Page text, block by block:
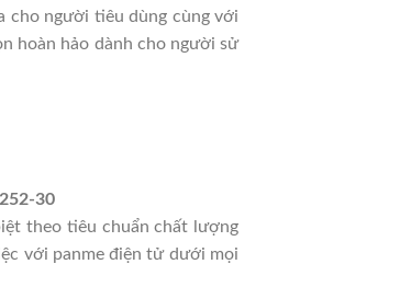
cho người tiêu dùng cùng với
hoàn hảo dành cho người sử
30
theo tiêu chuẩn chất lượng
với panme điện tử dưới mọi